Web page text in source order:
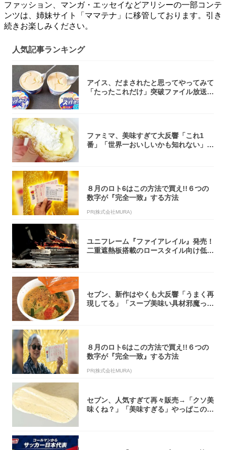
ファッション、マンガ・エッセイなどアリシーの一部コンテ
ンツは、姉妹サイト「ママテナ」に移管しております。引き
続きお楽しみください。
人気記事ランキング
アイス、だまされたと思ってやってみて
「たったこれだけ」突破ファイル放送で
ファミマ、美味すぎて大反響「これ1
番」「世界一おいしいかも知れない」
８月のロト6はこの方法で買え!!６つの
数字が『完全一致』する方法
PR(株式会社MURA)
ユニフレーム『ファイアレイル』発売！
二重遮熱板搭載のロースタイル向け低型
セブン、新作はやくも大反響「うまく再
現してる」「スープ美味い具材邪魔って
８月のロト6はこの方法で買え!!６つの
数字が『完全一致』する方法
PR(株式会社MURA)
セブン、人気すぎて再々販売→「クソ美
味くね？」「美味すぎる」やっぱこのク